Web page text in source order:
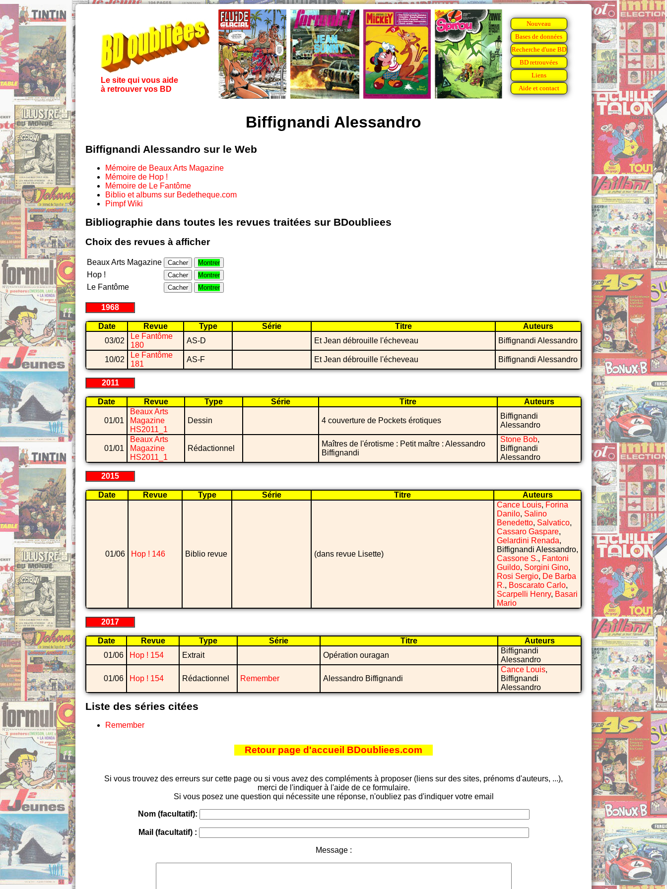
Le site qui vous aide
à retrouver vos BD
Nouveau
Bases de données
Recherche d'une BD
BD retrouvées
Liens
Aide et contact
Biffignandi Alessandro
Biffignandi Alessandro sur le Web
Mémoire de Beaux Arts Magazine
Mémoire de Hop !
Mémoire de Le Fantôme
Biblio et albums sur Bedetheque.com
Pimpf Wiki
Bibliographie dans toutes les revues traitées sur BDoubliees
Choix des revues à afficher
Beaux Arts Magazine Cacher Montrer
Hop ! Cacher Montrer
Le Fantôme Cacher Montrer
1968
Date Revue Type Série Titre
Auteurs
03/02
Le Fantôme
180
AS-D Et Jean débrouille l'écheveau Biffignandi Alessandro
10/02
Le Fantôme
181
AS-F Et Jean débrouille l'écheveau Biffignandi Alessandro
2011
Date Revue Type Série Titre Auteurs
01/01
Beaux Arts
Magazine
HS2011_1
Dessin 4 couverture de Pockets érotiques
Biffignandi
Alessandro
01/01
Beaux Arts
Magazine
HS2011_1
Rédactionnel
Maîtres de l'érotisme : Petit maître : Alessandro
Biffignandi
Stone Bob,
Biffignandi
Alessandro
2015
Date Revue Type Série Titre Auteurs
01/06 Hop ! 146 Biblio revue (dans revue Lisette)
Cance Louis, Forina
Danilo, Salino
Benedetto, Salvatico,
Cassaro Gaspare,
Gelardini Renada,
Biffignandi Alessandro,
Cassone S., Fantoni
Guildo, Sorgini Gino,
Rosi Sergio, De Barba
R., Boscarato Carlo,
Scarpelli Henry, Basari
Mario
2017
Date Revue Type Série Titre
Auteurs
01/06
Hop ! 154 Extrait Opération ouragan
Biffignandi
Alessandro
01/06 Hop ! 154 Rédactionnel Remember Alessandro Biffignandi
Cance Louis,
Biffignandi
Alessandro
Liste des séries citées
Remember
Retour page d'accueil BDoubliees.com
Si vous trouvez des erreurs sur cette page ou si vous avez des compléments à proposer (liens sur des sites, prénoms d'auteurs, ...),
merci de l'indiquer à l'aide de ce formulaire.
Si vous posez une question qui nécessite une réponse, n'oubliez pas d'indiquer votre email
Nom (facultatif):
Mail (facultatif) :
Message :